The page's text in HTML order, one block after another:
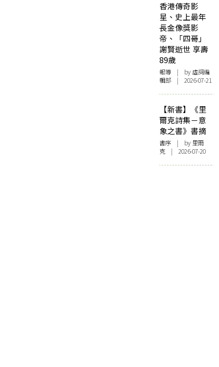
香港傳奇影
星、史上最年
長金像獎影
帝、「四哥」
謝賢逝世 享壽
89歲
報導 | by 虛詞編
輯部 | 2026-07-21
【新書】《里
爾克詩集－意
象之書》書摘
書序 | by 里爾
克 | 2026-07-20